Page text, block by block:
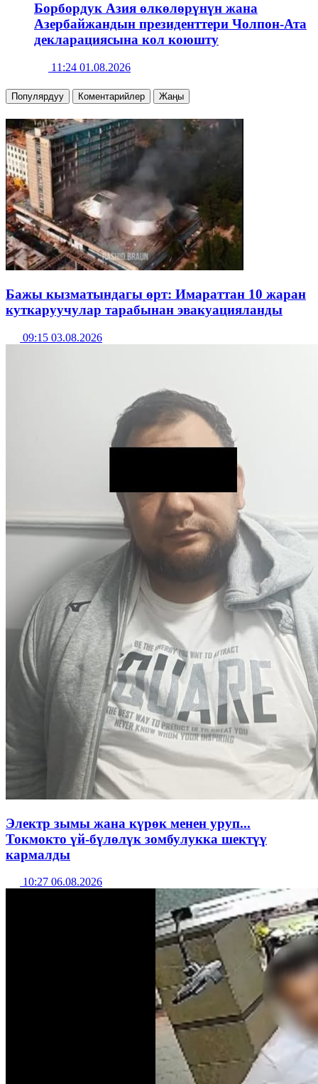
Борбордук Азия өлкөлөрүнүн жана
Азербайжандын президенттери Чолпон-Ата
декларациясына кол коюшту
11:24 01.08.2026
Популярдуу Коментарийлер Жаңы
Бажы кызматындагы өрт: Имараттан 10 жаран
куткаруучулар тарабынан эвакуацияланды
09:15 03.08.2026
Электр зымы жана күрөк менен уруп...
Токмокто үй-бүлөлүк зомбулукка шектүү
кармалды
10:27 06.08.2026